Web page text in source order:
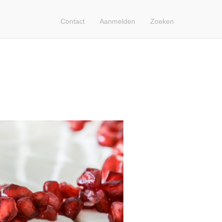
Contact Aanmelden Zoeken
Login
Français
Nederlands